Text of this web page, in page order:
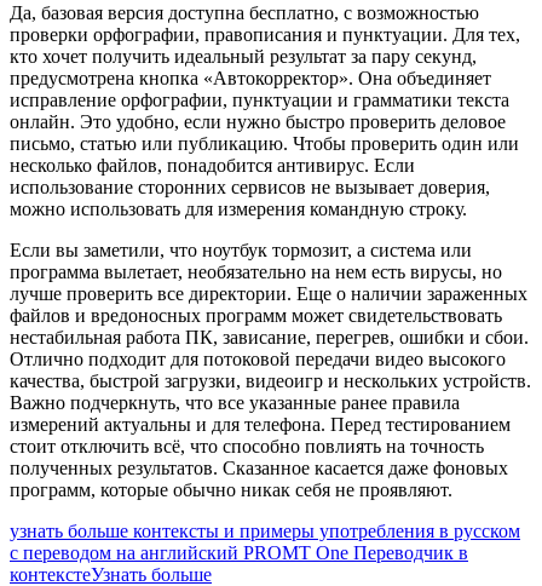
Да, базовая версия доступна бесплатно, с возможностью
проверки орфографии, правописания и пунктуации. Для тех,
кто хочет получить идеальный результат за пару секунд,
предусмотрена кнопка «Автокорректор». Она объединяет
исправление орфографии, пунктуации и грамматики текста
онлайн. Это удобно, если нужно быстро проверить деловое
письмо, статью или публикацию. Чтобы проверить один или
несколько файлов, понадобится антивирус. Если
использование сторонних сервисов не вызывает доверия,
можно использовать для измерения командную строку.
Если вы заметили, что ноутбук тормозит, а система или
программа вылетает, необязательно на нем есть вирусы, но
лучше проверить все директории. Еще о наличии зараженных
файлов и вредоносных программ может свидетельствовать
нестабильная работа ПК, зависание, перегрев, ошибки и сбои.
Отлично подходит для потоковой передачи видео высокого
качества, быстрой загрузки, видеоигр и нескольких устройств.
Важно подчеркнуть, что все указанные ранее правила
измерений актуальны и для телефона. Перед тестированием
стоит отключить всё, что способно повлиять на точность
полученных результатов. Сказанное касается даже фоновых
программ, которые обычно никак себя не проявляют.
узнать больше контексты и примеры употребления в русском
c переводом на английский PROMT One Переводчик в
контекстеУзнать больше